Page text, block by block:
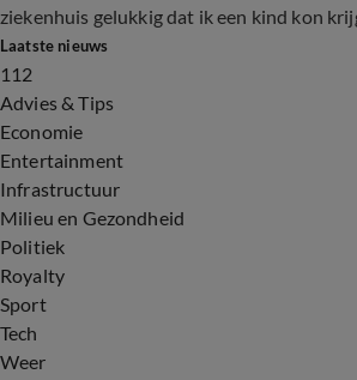
ziekenhuis gelukkig dat ik een kind kon
Laatste nieuws
112
Advies & Tips
Economie
Entertainment
Infrastructuur
Milieu en Gezondheid
Politiek
Royalty
Sport
Tech
Weer